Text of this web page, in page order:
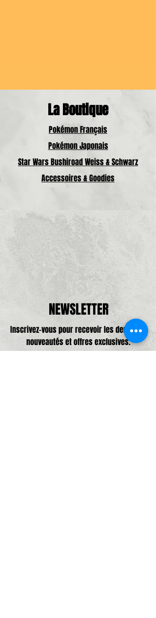
La Boutique
Pokémon Français
Pokémon Japonais
Star Wars Bushiroad Weiss & Schwarz
Accessoires & Goodies
NEWSLETTER
Inscrivez-vous pour recevoir les dernières
nouveautés et offres exclusives.